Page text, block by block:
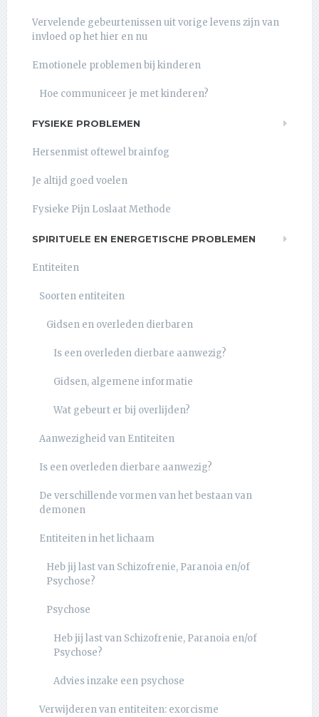
Vervelende gebeurtenissen uit vorige levens zijn van
invloed op het hier en nu
Emotionele problemen bij kinderen
Hoe communiceer je met kinderen?
FYSIEKE PROBLEMEN
Hersenmist oftewel brainfog
Je altijd goed voelen
Fysieke Pijn Loslaat Methode
SPIRITUELE EN ENERGETISCHE PROBLEMEN
Entiteiten
Soorten entiteiten
Gidsen en overleden dierbaren
Is een overleden dierbare aanwezig?
Gidsen, algemene informatie
Wat gebeurt er bij overlijden?
Aanwezigheid van Entiteiten
Is een overleden dierbare aanwezig?
De verschillende vormen van het bestaan van
demonen
Entiteiten in het lichaam
Heb jij last van Schizofrenie, Paranoia en/of
Psychose?
Psychose
Heb jij last van Schizofrenie, Paranoia en/of
Psychose?
Advies inzake een psychose
Verwijderen van entiteiten: exorcisme